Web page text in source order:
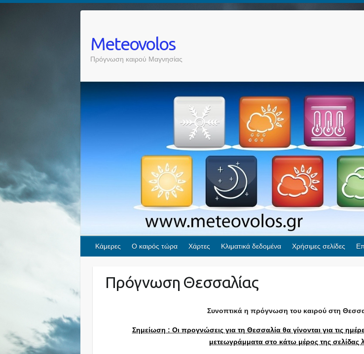
Meteovolos
Πρόγνωση καιρού Μαγνησίας
Κάμερες Ο καιρός τώρα Χάρτες Κλιματικά δεδομένα Χρήσιμες σελίδες
Πρόγνωση Θεσσαλίας
Συνοπτικά η πρόγνωση του καιρού στη
Σημείωση : Οι προγνώσεις για τη Θεσσαλία θα γίνονται για τις
μετεωγράμματα στο κάτω μέρος της σελίδας